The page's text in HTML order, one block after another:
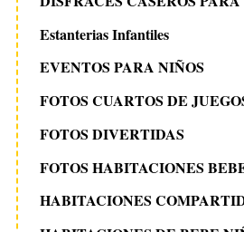
Estanterias Infantiles
EVENTOS PARA NIÑOS
FOTOS CUARTOS DE
FOTOS DIVERTIDAS
FOTOS HABITACIONES
HABITACIONES